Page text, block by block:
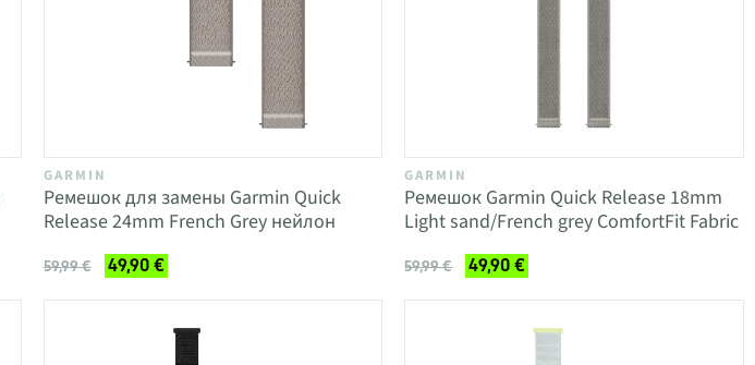
GARMIN
Ремешок для замены Garmin Quick
Release 24mm French Grey нейлон
59,99 € 49,90 €
GARMIN
Ремешок Garmin Quick Release 18mm
Light sand/French grey ComfortFit Fabric
59,99 € 49,90 €